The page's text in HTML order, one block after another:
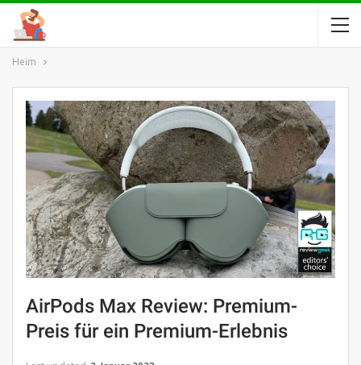
Heim
AirPods Max Review: Premium-
Preis für ein Premium-Erlebnis